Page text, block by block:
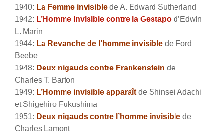
1940: La Femme invisible de A. Edward Sutherland
1942: L’Homme Invisible contre la Gestapo d’Edwin
L. Marin
1944: La Revanche de l’homme invisible de Ford
Beebe
1948: Deux nigauds contre Frankenstein de
Charles T. Barton
1949: L’Homme invisible apparaît de Shinsei Adachi
et Shigehiro Fukushima
1951: Deux nigauds contre l’homme invisible de
Charles Lamont